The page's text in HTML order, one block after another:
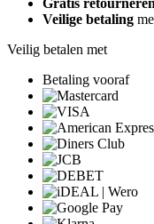
Veilige betaling
Veilig betalen met
Betaling vooraf